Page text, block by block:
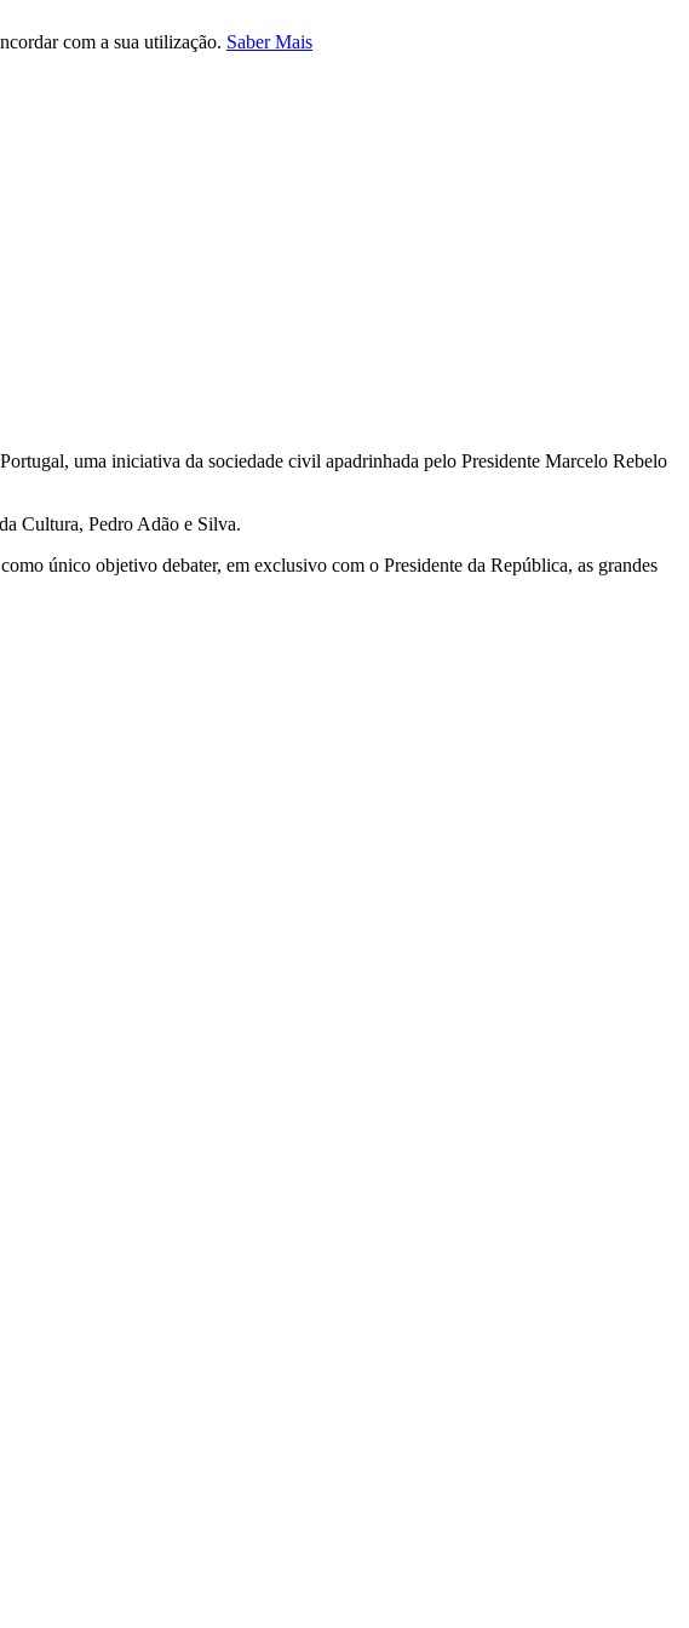
com a sua utilização. Saber Mais
uma iniciativa da sociedade civil apadrinhada pelo Presidente Marcelo Rebelo
Cultura, Pedro Adão e Silva.
único objetivo debater, em exclusivo com o Presidente da República, as grandes